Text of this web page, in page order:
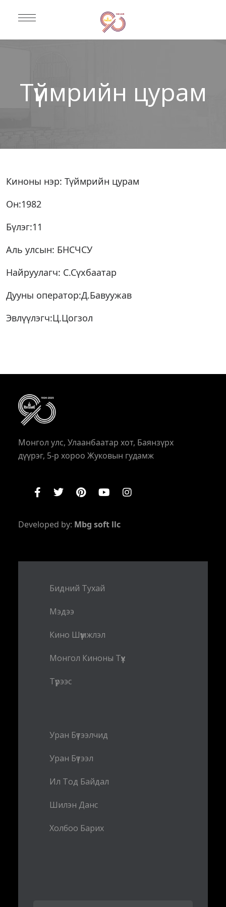
Түймрийн цурам
Киноны нэр: Түймрийн цурам
Он:1982
Бүлэг:11
Аль улсын: БНСЧСУ
Найруулагч: С.Сүхбаатар
Дууны оператор:Д.Бавуужав
Эвлүүлэгч:Ц.Цогзол
Монгол улс, Улаанбаатар хот, Баянзүрх
дүүрэг, 5-р хороо Жуковын гудамж
Developed by: Mbg soft llc
Бидний Тухай
Мэдээ
Кино Шүүмжлэл
Монгол Киноны Түүх
Түрээс
Уран Бүтээлчид
Уран Бүтээл
Ил Тод Байдал
Шилэн Данс
Холбоо Барих